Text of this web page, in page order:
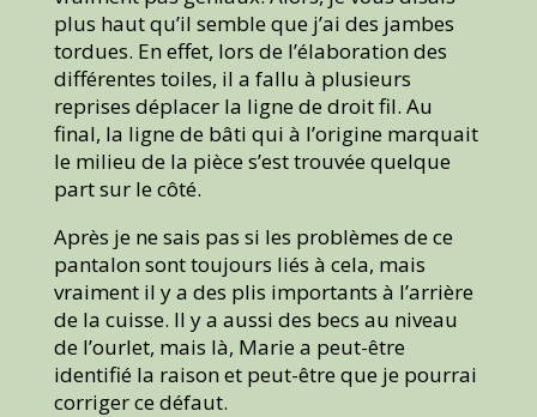
plus haut qu’il semble que j’ai des jambes
tordues. En effet, lors de l’élaboration des
différentes toiles, il a fallu à plusieurs
reprises déplacer la ligne de droit fil. Au
final, la ligne de bâti qui à l’origine marquait
le milieu de la pièce s’est trouvée quelque
part sur le côté.
Après je ne sais pas si les problèmes de ce
pantalon sont toujours liés à cela, mais
vraiment il y a des plis importants à l’arrière
de la cuisse. Il y a aussi des becs au niveau
de l’ourlet, mais là, Marie a peut-être
identifié la raison et peut-être que je pourrai
corriger ce défaut.